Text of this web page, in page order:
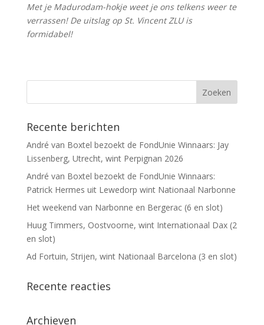
Met je Madurodam-hokje weet je ons telkens weer te
verrassen! De uitslag op St. Vincent ZLU is
formidabel!
Recente berichten
André van Boxtel bezoekt de FondUnie Winnaars: Jay
Lissenberg, Utrecht, wint Perpignan 2026
André van Boxtel bezoekt de FondUnie Winnaars:
Patrick Hermes uit Lewedorp wint Nationaal Narbonne
Het weekend van Narbonne en Bergerac (6 en slot)
Huug Timmers, Oostvoorne, wint Internationaal Dax (2
en slot)
Ad Fortuin, Strijen, wint Nationaal Barcelona (3 en slot)
Recente reacties
Archieven